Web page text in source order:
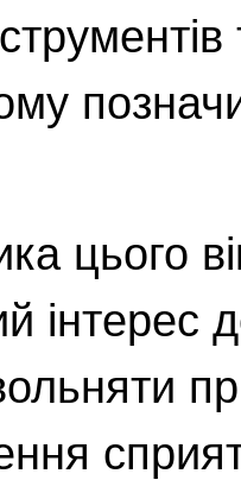
цього
інтерес